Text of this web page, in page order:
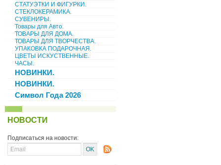
СТАТУЭТКИ И ФИГУРКИ.
СТЕКЛОКЕРАМИКА.
СУВЕНИРЫ.
Товары для Авто.
ТОВАРЫ ДЛЯ ДОМА.
ТОВАРЫ ДЛЯ ТВОРЧЕСТВА.
УПАКОВКА ПОДАРОЧНАЯ.
ЦВЕТЫ ИСКУСТВЕННЫЕ.
ЧАСЫ.
НОВИНКИ.
НОВИНКИ.
Символ Года 2026
НОВОСТИ
Подписаться на новости: